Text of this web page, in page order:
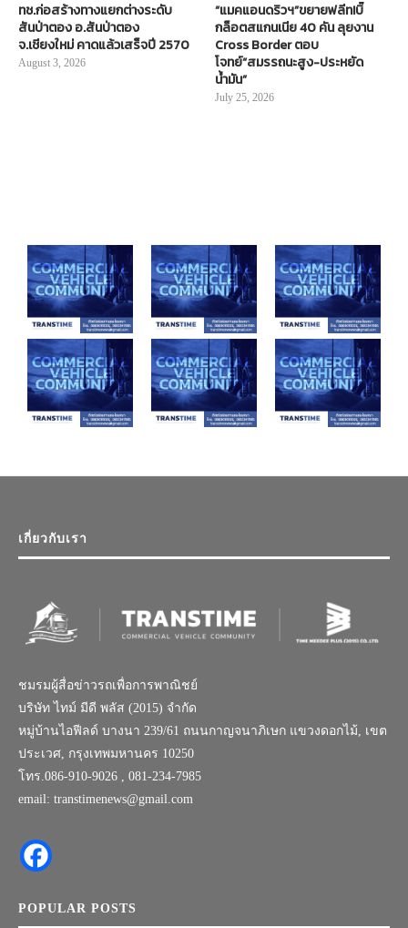
ทช.ก่อสร้างทางแยกต่างระดับ
สันป่าตอง อ.สันป่าตอง
จ.เชียงใหม่ คาดแล้วเสร็จปี 2570
August 3, 2026
“แมคแอนดริวฯ”ขยายฟลีท!บิ๊
กล็อตสแกนเนีย 40 คัน ลุยงาน
Cross Border ตอบ
โจทย์“สมรรถนะสูง-ประหยัด
น้ำมัน”
July 25, 2026
เกี่ยวกับเรา
ชมรมผู้สื่อข่าวรถเพื่อการพาณิชย์
บริษัท ไทม์ มีดี พลัส (2015) จำกัด
หมู่บ้านไอฟีลด์ บางนา 239/61 ถนนกาญจนาภิเษก แขวงดอกไม้, เขต
ประเวศ, กรุงเทพมหานคร 10250
โทร.086-910-9026 , 081-234-7985
email: transtimenews@gmail.com
POPULAR POSTS